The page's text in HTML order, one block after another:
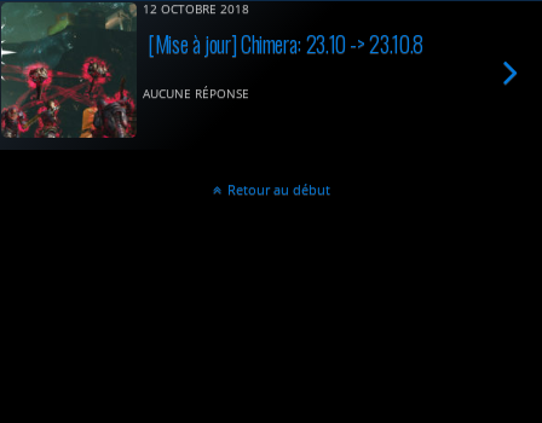
12 OCTOBRE 2018
[Mise à jour] Chimera: 23.10 -> 23.10.8
AUCUNE RÉPONSE
Retour au début